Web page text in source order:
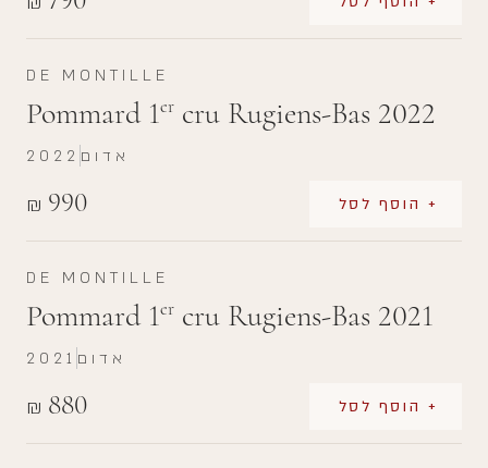
DE MONTILLE
Pommard 1er cru Rugiens-Bas 2022
₪ 990 + הוסף לסל
2022 אדום
DE MONTILLE
Pommard 1er cru Rugiens-Bas 2021
₪ 880 + הוסף לסל
2021 אדום